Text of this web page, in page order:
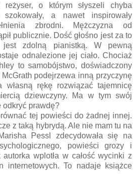
o którym słyszeli chyba
a nawet inspirowały
zbrodni. Mężczyzna od
publicznie. Dość głośno jest za to
zdolną pianistką. W pewną
odnalezione jej ciało. Chociaż
to samobójstwo, doświadczony
podejrzewa inną przyczynę
własną rękę rozwiązać tajemnicę
dziewczyny. Ma w tym swój
odkryć prawdę?
tej powieści do żadnej innej.
z taką hybrydą. Ale nie mam tu na
Pessl zdecydowała się na
powieści grozy i
autorka wplotła w całość wycinki z
internetowych. To nadaje książce